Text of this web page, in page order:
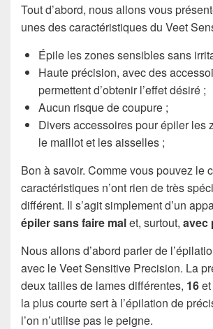
Tout d’abord, nous allons vous
unes des caractéristiques du Veet
Épile les zones sensibles sans
Haute précision, avec des
permettent d’obtenir l’effet désiré ;
Aucun risque de coupure ;
Divers accessoires pour épiler les
le maillot et les aisselles ;
Bon à savoir. Comme vous pouvez le
caractéristiques n’ont rien de très
différent. Il s’agit simplement d’un
épiler sans faire malet, surtout, avec
Nous allons d’abord parler de
avec le Veet Sensitive Precision. La
deux tailles de lames différentes, 16et
la plus courte sert à l’épilation de
l’on n’utilise pas le peigne.